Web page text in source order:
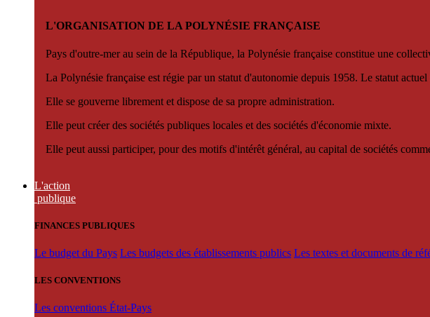
L'ORGANISATION DE LA POLYNÉSIE FRANÇAISE
Pays d'outre-mer au sein de la République, la Polynésie française constitue une
La Polynésie française est régie par un statut d'autonomie depuis 1958. Le statut actuel
Elle se gouverne librement et dispose de sa propre administration.
Elle peut créer des sociétés publiques locales et des sociétés d'économie mixte.
Elle peut aussi participer, pour des motifs d'intérêt général, au capital de sociétés
L'action
publique
FINANCES PUBLIQUES
Le budget du Pays Les budgets des établissements publics Les textes et documents de
LES CONVENTIONS
Les conventions État-Pays